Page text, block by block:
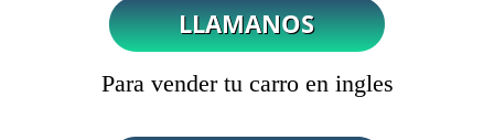
Para vender tu carro en ingles